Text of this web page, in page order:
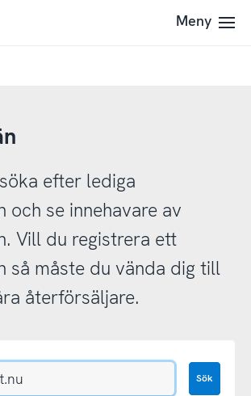
Meny
efter lediga
och se innehavare av
Vill du registrera ett
så måste du vända dig till
återförsäljare.
Sök